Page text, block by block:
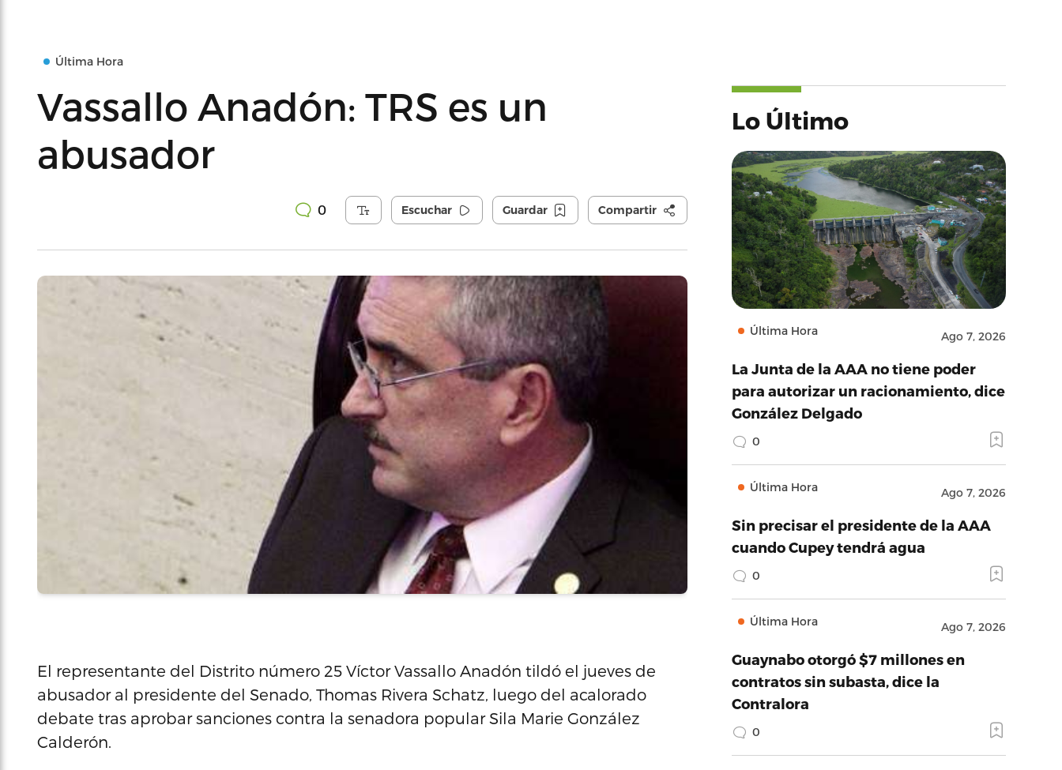
Última Hora
Vassallo Anadón: TRS es un
abusador
0 Escuchar Guardar Compartir
El representante del Distrito número 25 Víctor Vassallo Anadón tildó el jueves de
abusador al presidente del Senado, Thomas Rivera Schatz, luego del acalorado
debate tras aprobar sanciones contra la senadora popular Sila Marie González
Calderón.
Lo Último
Última Hora Ago 7, 2026
La Junta de la AAA no tiene poder
para autorizar un racionamiento, dice
González Delgado
0
Última Hora Ago 7, 2026
Sin precisar el presidente de la AAA
cuando Cupey tendrá agua
0
Última Hora Ago 7, 2026
Guaynabo otorgó $7 millones en
contratos sin subasta, dice la
Contralora
0